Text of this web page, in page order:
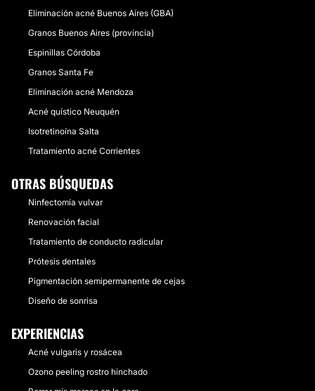
Eliminación acné Buenos Aires (GBA)
Granos Buenos Aires (provincia)
Espinillas Córdoba
Granos Santa Fe
Eliminación acné Mendoza
Acné quístico Neuquén
Isotretinoína Salta
Tratamiento acné Corrientes
OTRAS BÚSQUEDAS
Ninfectomía vulvar
Renovación facial
Tratamiento de conducto radicular
Prótesis dentales
Pigmentación semipermanente de cejas
Diseño de sonrisa
EXPERIENCIAS
Acné vulgaris y rosácea
Ozono peeling rostro hinchado